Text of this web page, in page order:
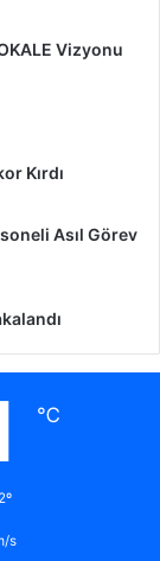
Vizyonu
Kırdı
Asıl Görev
℃
s